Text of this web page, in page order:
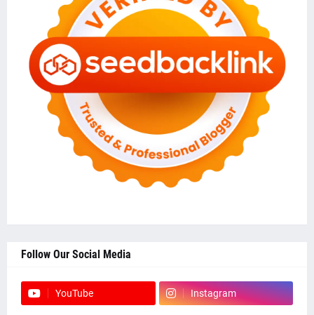
Follow Our Social Media
YouTube Instagram